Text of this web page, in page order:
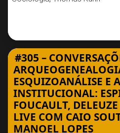
#305 –
ESQUIZOANÁLISE E
INSTITUCIONAL:
FOUCAULT,
LIVE COM CAIO
MANOEL LOPES